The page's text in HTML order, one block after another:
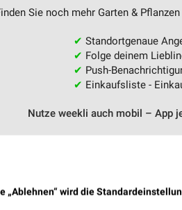
Sie noch mehr Garten &
✔ Standortgenaue
✔ Folge deinem
✔ Push-
✔ Einkaufsliste -
Nutze weekli auch mobil – App
„Ablehnen“ wird die